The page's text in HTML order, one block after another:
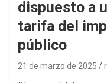
dispuesto a
tarifa del
público
21 de marzo de 2025